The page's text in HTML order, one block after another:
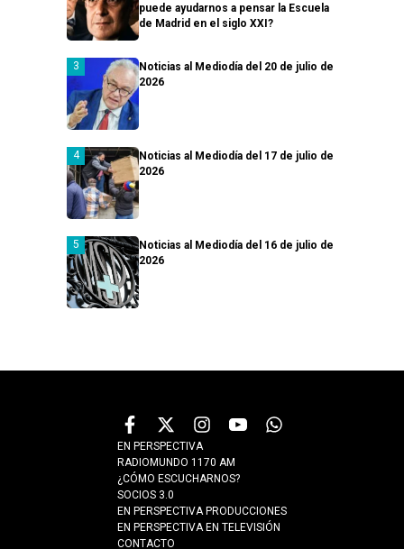
puede ayudarnos a pensar la Escuela
de Madrid en el siglo XXI?
Noticias al Mediodía del 20 de julio de
2026
Noticias al Mediodía del 17 de julio de
2026
Noticias al Mediodía del 16 de julio de
2026
EN PERSPECTIVA
RADIOMUNDO 1170 AM
¿CÓMO ESCUCHARNOS?
SOCIOS 3.0
EN PERSPECTIVA PRODUCCIONES
EN PERSPECTIVA EN TELEVISIÓN
CONTACTO